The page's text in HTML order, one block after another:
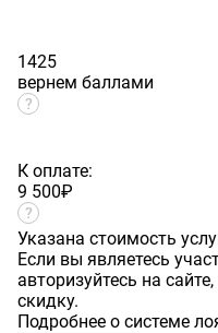
1425
вернем баллами
К оплате:
9 500₽
Указана стоимость
Если вы являетесь
авторизуйтесь на
скидку.
Подробнее о системе